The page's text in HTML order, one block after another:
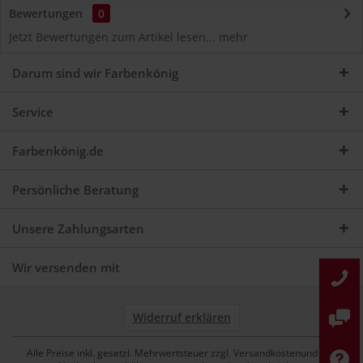
Bewertungen
0
Jetzt Bewertungen zum Artikel lesen... mehr
Darum sind wir Farbenkönig
Service
Farbenkönig.de
Persönliche Beratung
Unsere Zahlungsarten
Wir versenden mit
Widerruf erklären
Alle Preise inkl. gesetzl. Mehrwertsteuer zzgl. Versandkostenund ggf.